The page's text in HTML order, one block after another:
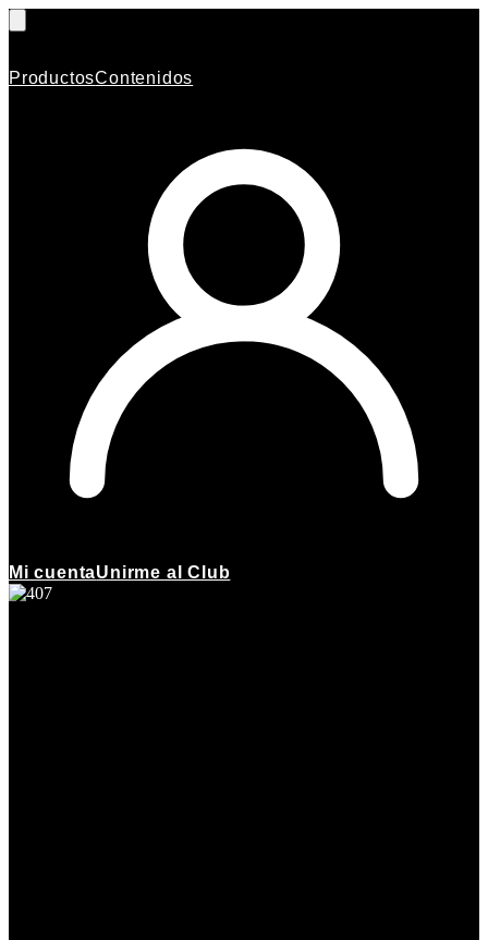
ProductosContenidos
Mi cuentaUnirme al Club